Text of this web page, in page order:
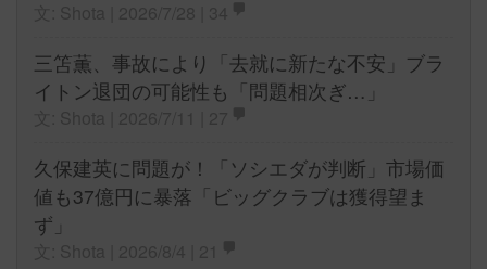
三笘薫、事故により「去就に新たな不安」ブラ
イトン退団の可能性も「問題相次ぎ…」
久保建英に問題が！「ソシエダが判断」市場価
値も37億円に暴落「ビッグクラブは獲得望ま
ず」